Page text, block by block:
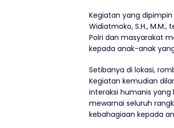
Kegiatan yang
Widiatmoko, S.H.,
Polri dan masyarakat
kepada anak-anak
Setibanya di lokasi,
Kegiatan kemudian
interaksi humanis yang
mewarnai seluruh
kebahagiaan kepada